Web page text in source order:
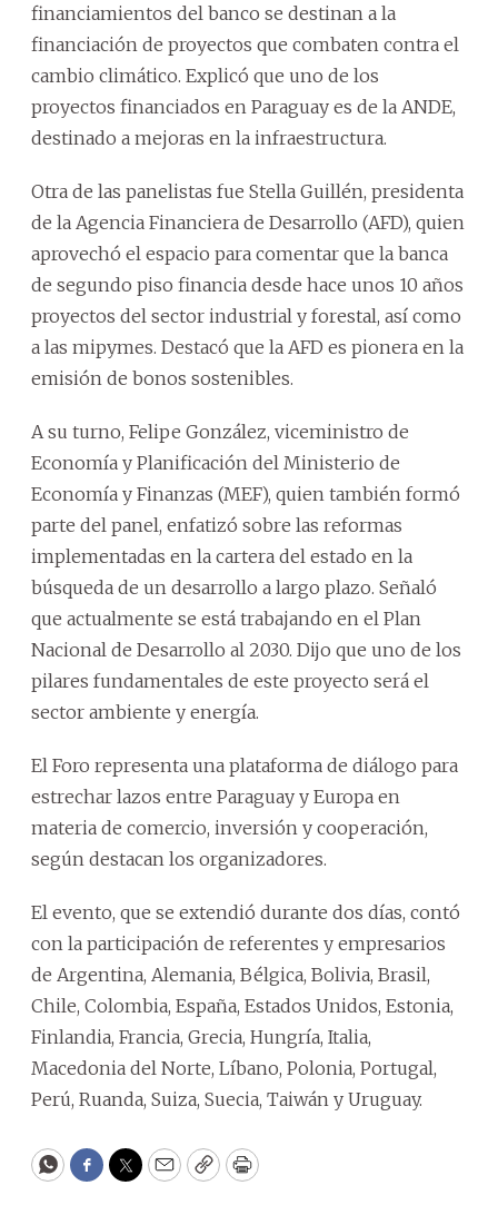
financiamientos del banco se destinan a la
financiación de proyectos que combaten contra el
cambio climático. Explicó que uno de los
proyectos financiados en Paraguay es de la ANDE,
destinado a mejoras en la infraestructura.
Otra de las panelistas fue Stella Guillén, presidenta
de la Agencia Financiera de Desarrollo (AFD), quien
aprovechó el espacio para comentar que la banca
de segundo piso financia desde hace unos 10 años
proyectos del sector industrial y forestal, así como
a las mipymes. Destacó que la AFD es pionera en la
emisión de bonos sostenibles.
A su turno, Felipe González, viceministro de
Economía y Planificación del Ministerio de
Economía y Finanzas (MEF), quien también formó
parte del panel, enfatizó sobre las reformas
implementadas en la cartera del estado en la
búsqueda de un desarrollo a largo plazo. Señaló
que actualmente se está trabajando en el Plan
Nacional de Desarrollo al 2030. Dijo que uno de los
pilares fundamentales de este proyecto será el
sector ambiente y energía.
El Foro representa una plataforma de diálogo para
estrechar lazos entre Paraguay y Europa en
materia de comercio, inversión y cooperación,
según destacan los organizadores.
El evento, que se extendió durante dos días, contó
con la participación de referentes y empresarios
de Argentina, Alemania, Bélgica, Bolivia, Brasil,
Chile, Colombia, España, Estados Unidos, Estonia,
Finlandia, Francia, Grecia, Hungría, Italia,
Macedonia del Norte, Líbano, Polonia, Portugal,
Perú, Ruanda, Suiza, Suecia, Taiwán y Uruguay.
WhatsApp
Facebook
Twitter
EmailCopyPrint